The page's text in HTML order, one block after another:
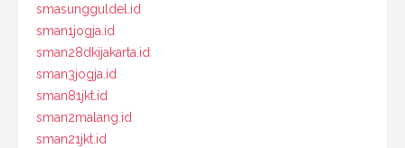
smasungguldel.id
sman1jogja.id
sman28dkijakarta.id
sman3jogja.id
sman81jkt.id
sman2malang.id
sman21jkt.id